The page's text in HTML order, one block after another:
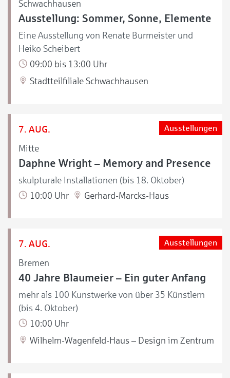
Schwachhausen
Ausstellung: Sommer, Sonne, Elemente
Eine Ausstellung von Renate Burmeister und
Heiko Scheibert
09:00 bis 13:00 Uhr
Stadtteilfiliale Schwachhausen
7. AUG.
Mitte
Ausstellungen
Daphne Wright – Memory and Presence
skulpturale Installationen (bis 18. Oktober)
10:00 Uhr
Gerhard-Marcks-Haus
7. AUG.
Bremen
Ausstellungen
40 Jahre Blaumeier – Ein guter Anfang
mehr als 100 Kunstwerke von über 35 Künstlern
(bis 4. Oktober)
10:00 Uhr
Wilhelm-Wagenfeld-Haus – Design im Zentrum